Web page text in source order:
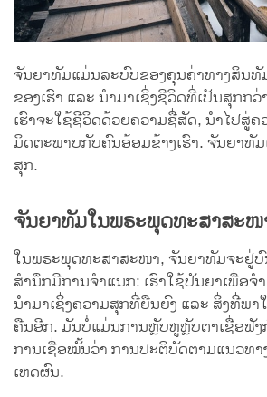
ຈັນຍາທັມແມ່ນລະບົບຂອງຄຸນຄ່າທາງສິນ
ຂອງເຮົາ ແລະ ນຳມາເຊິ່ງຊີວິດທີ່ເປັນສຸກກ
ເຮົາຈະໃຊ້ຊີວິດດ້ວຍຄວາມຊື່ສັດ, ນຳໄປສູ່ຄ
ມິດຕະພາບກັບຄົນອ້ອມຂ້າງເຮົາ. ຈັນຍາທັ
ສຸກ.
ຈັນຍາທັມໃນພຣະພຸດທະສາສະ
ໃນພຣະພຸດທະສາສະໜາ, ຈັນຍາທັມຈະຢູ່
ສຳນຶກມີການຈຳແນກ: ເຮົາໃຊ້ປັນຍາເພື່ອຈ
ນຳມາເຊິ່ງຄວາມສຸກທີ່ຍືນຍົງ ແລະ ສິ່ງທີ່ພາ
ຄືນອີກ. ມັນບໍ່ແມ່ນການຫຼັບຫູຫຼັບຕາເຊື່ອຟັງ
ການເຊື່ອໝັ້ນວ່າ ການປະຕິບັດຕາມແນວທ
ເຫດຜົນ.